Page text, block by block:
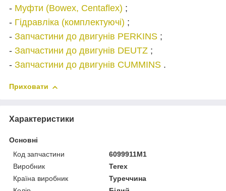
- Муфти (Bowex, Centaflex) ;
- Гідравліка (комплектуючі) ;
- Запчастини до двигунів PERKINS ;
- Запчастини до двигунів DEUTZ ;
- Запчастини до двигунів CUMMINS .
Приховати
Характеристики
Основні
Код запчастини
6099911M1
Виробник
Terex
Країна виробник
Туреччина